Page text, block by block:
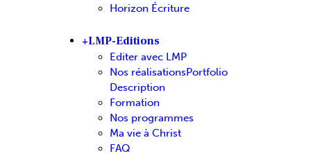
Horizon Écriture
+LMP-Editions
Editer avec LMP
Nos réalisationsPortfolio
Description
Formation
Nos programmes
Ma vie à Christ
FAQ